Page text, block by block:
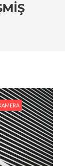
İçin
Bile